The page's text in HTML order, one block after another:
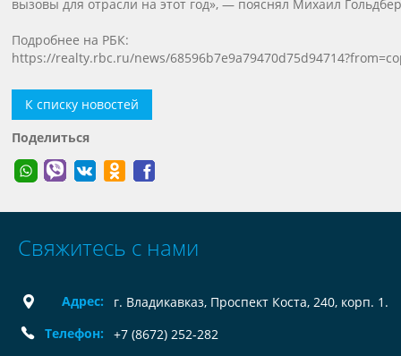
вызовы для отрасли на этот год», — пояснял Михаил
Подробнее на РБК:
https://realty.rbc.ru/news/
К списку новостей
Поделиться
Свяжитесь с нами
Адрес:
г. Владикавказ, Проспект Коста, 240, корп. 1.
Телефон:
+7 (8672) 252-282